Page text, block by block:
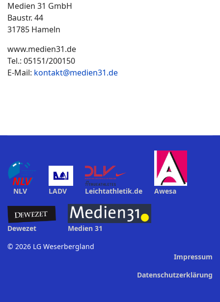
Medien 31 GmbH
Baustr. 44
31785 Hameln
www.medien31.de
Tel.: 05151/200150
E-Mail: kontakt@medien31.de
NLV LADV Leichtathletik.de Awesa
Dewezet
Medien 31
© 2026 LG Weserbergland
Impressum
Datenschutzerklärung